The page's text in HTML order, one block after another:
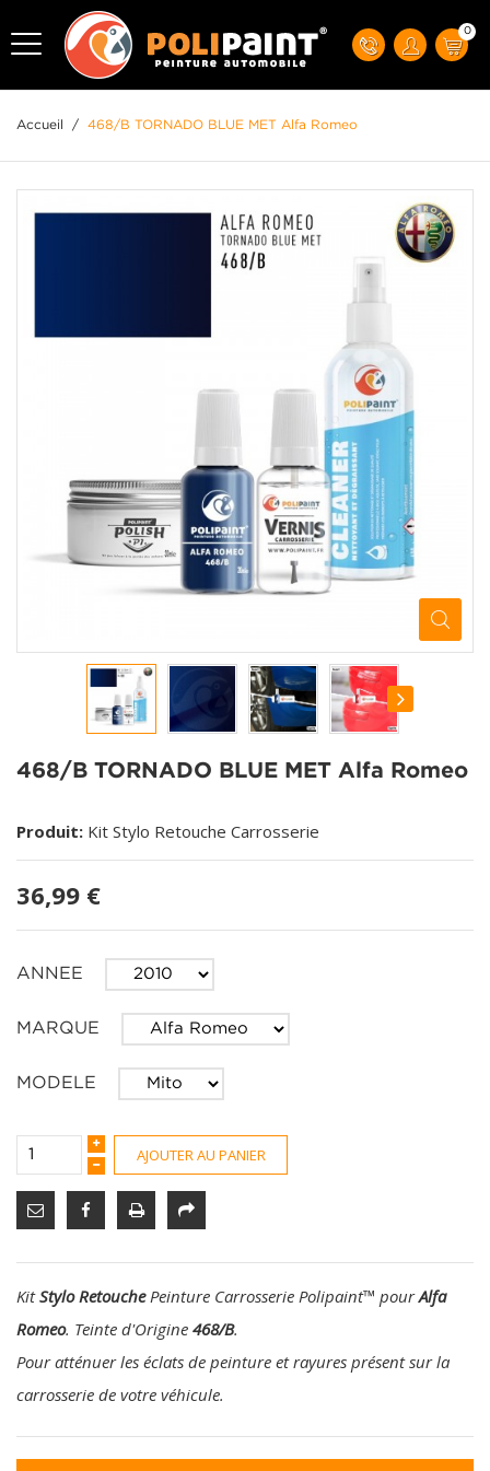
0
Accueil / 468/B TORNADO BLUE MET Alfa Romeo
468/B TORNADO BLUE MET Alfa Romeo
Produit: Kit Stylo Retouche Carrosserie
36,99 €
ANNEE
MARQUE
MODELE
AJOUTER AU PANIER
KitStylo RetouchePeinture Carrosserie Polipaint™ pourAlfa
Romeo. Teinte d'Origine 468/B.
Pour atténuer les éclats de peinture et rayures présent sur la
carrosserie de votre véhicule.